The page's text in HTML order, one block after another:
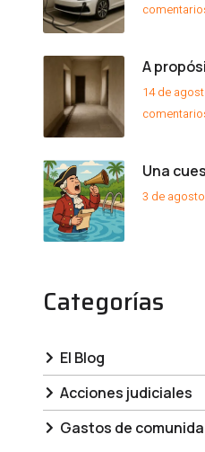
A
14 de
Una
3 de
Categorías
El Blog
Acciones judiciales
Gastos de